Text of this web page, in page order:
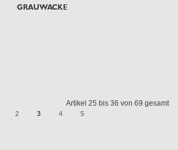
GRAUWACKE
Artikel 25 bis 36 von 69 gesamt
2 3 4 5